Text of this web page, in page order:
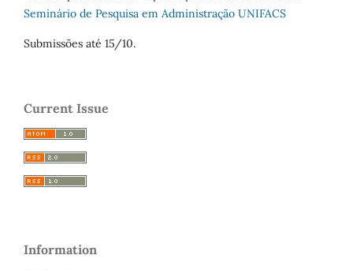
Seminário de Pesquisa em Administração UNIFACS
Submissões até 15/10.
Current Issue
Information